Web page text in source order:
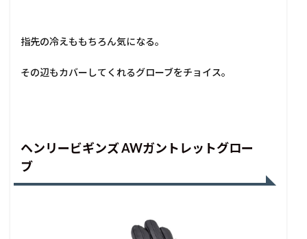
指先の冷えももちろん気になる。
その辺もカバーしてくれるグローブをチョイス。
ヘンリービギンズ AWガントレットグロー
ブ